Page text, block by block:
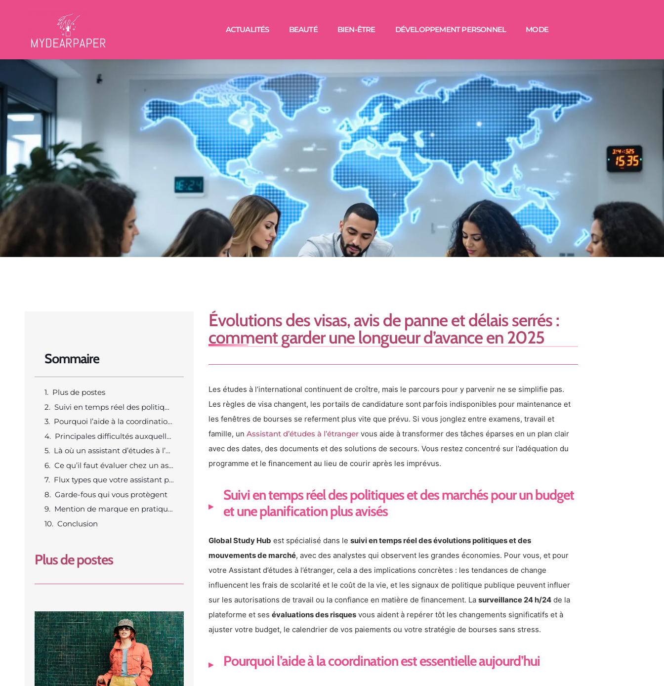
ACTUALITÉS BEAUTÉ BIEN-ÊTRE DÉVELOPPEMENT PERSONNEL MODE
Sommaire
Plus de postes
Suivi en temps réel des politiques et des marchés pour un budget et une planification plus avisés
Pourquoi l’aide à la coordination est essentielle aujourd’hui
Principales difficultés auxquelles vous serez confronté(e)
Là où un assistant d’études à l’étranger apporte une vraie valeur
Ce qu’il faut évaluer chez un assistant d’études à l’étranger
Flux types que votre assistant peut rationaliser
Garde-fous qui vous protègent
Mention de marque en pratique (toujours informative)
Conclusion
Plus de postes
Évolutions des visas, avis de panne et délais serrés :
comment garder une longueur d’avance en 2025
Les études à l’international continuent de croître, mais le parcours pour y parvenir ne se simplifie pas.
Les règles de visa changent, les portails de candidature sont parfois indisponibles pour maintenance et
les fenêtres de bourses se referment plus vite que prévu. Si vous jonglez entre examens, travail et
famille, un Assistant d’études à l’étranger vous aide à transformer des tâches éparses en un plan clair
avec des dates, des documents et des solutions de secours. Vous restez concentré sur l’adéquation du
programme et le financement au lieu de courir après les imprévus.
Suivi en temps réel des politiques et des marchés pour un budget
et une planification plus avisés
Global Study Hub est spécialisé dans le suivi en temps réel des évolutions politiques et des
mouvements de marché, avec des analystes qui observent les grandes économies. Pour vous, et pour
votre Assistant d’études à l’étranger, cela a des implications concrètes : les tendances de change
influencent les frais de scolarité et le coût de la vie, et les signaux de politique publique peuvent influer
sur les autorisations de travail ou la confiance en matière de financement. La surveillance 24 h/24 de la
plateforme et ses évaluations des risques vous aident à repérer tôt les changements significatifs et à
ajuster votre budget, le calendrier de vos paiements ou votre stratégie de bourses sans stress.
Pourquoi l’aide à la coordination est essentielle aujourd’hui